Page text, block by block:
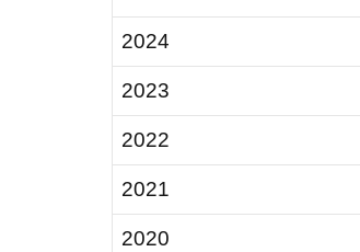
2024
2023
2022
2021
2020